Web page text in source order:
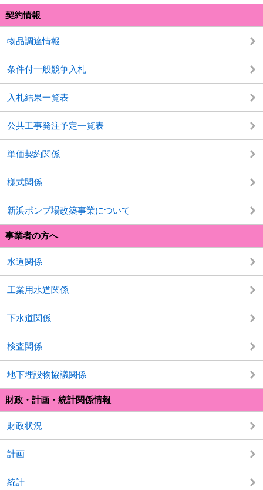
契約情報
物品調達情報
条件付一般競争入札
入札結果一覧表
公共工事発注予定一覧表
単価契約関係
様式関係
新浜ポンプ場改築事業について
事業者の方へ
水道関係
工業用水道関係
下水道関係
検査関係
地下埋設物協議関係
財政・計画・統計関係情報
財政状況
計画
統計